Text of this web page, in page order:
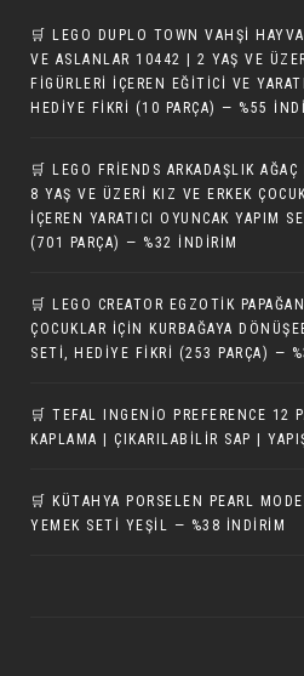
🛒 LEGO DUPLO TOWN VAHŞI
VE ASLANLAR 10442 | 2 YAŞ VE
FIGÜRLERI İÇEREN EĞITICI VE
HEDIYE FIKRI (10 PARÇA) — %55
🛒 LEGO FRIENDS ARKADAŞLIK
8 YAŞ VE ÜZERI KIZ VE ERKEK
İÇEREN YARATICI OYUNCAK YAPIM
(701 PARÇA) — %32 İNDIRIM
🛒 LEGO CREATOR EGZOTIK
ÇOCUKLAR IÇIN KURBAĞAYA
SETI, HEDIYE FIKRI (253 PARÇA) —
🛒 TEFAL INGENIO PREFERENCE 12
KAPLAMA | ÇIKARILABILIR SAP |
🛒 KÜTAHYA PORSELEN PEARL
YEMEK SETI YEŞIL — %38 İNDIRIM